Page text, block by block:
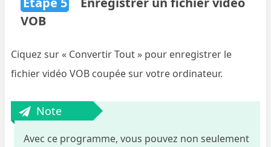
VOB
Ciquez sur « Convertir Tout » pour enregistrer le
fichier vidéo VOB coupée sur votre ordinateur.
Note
Avec ce programme, vous pouvez non seulement